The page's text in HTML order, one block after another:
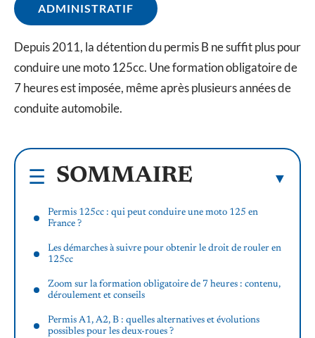
ADMINISTRATIF
Depuis 2011, la détention du permis B ne suffit plus pour
conduire une moto 125cc. Une formation obligatoire de
7 heures est imposée, même après plusieurs années de
conduite automobile.
SOMMAIRE
Permis 125cc : qui peut conduire une moto 125 en
France ?
Les démarches à suivre pour obtenir le droit de rouler en
125cc
Zoom sur la formation obligatoire de 7 heures : contenu,
déroulement et conseils
Permis A1, A2, B : quelles alternatives et évolutions
possibles pour les deux-roues ?